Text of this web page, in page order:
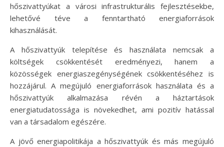
hőszivattyúkat a városi infrastrukturális fejlesztésekbe,
lehetővé téve a fenntartható energiaforrások
kihasználását.
A hőszivattyúk telepítése és használata nemcsak a
költségek csökkentését eredményezi, hanem a
közösségek energiaszegénységének csökkentéséhez is
hozzájárul. A megújuló energiaforrások használata és a
hőszivattyúk alkalmazása révén a háztartások
energiatudatossága is növekedhet, ami pozitív hatással
van a társadalom egészére.
A jövő energiapolitikája a hőszivattyúk és más megújuló